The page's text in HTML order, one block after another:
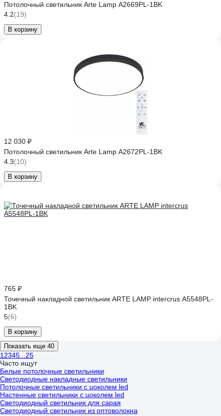
Потолочный светильник Arte Lamp A2669PL-1BK
4.2(19)
В корзину
12 030 ₽
Потолочный светильник Arte Lamp A2672PL-1BK
4.3(10)
В корзину
765 ₽
Точечный накладной светильник ARTE LAMP intercrus A5548PL-
1BK
5(6)
В корзину
Показать еще 40
1 2345
25
Часто ищут
Белые потолочные светильники
Светодиодные накладные светильники
Потолочные светильники с цоколем led
Настенные светильники с цоколем led
Светодиодный светильник для сарая
Светодиодный светильник из оптоволокна